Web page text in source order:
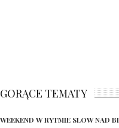
GORĄCE TEMATY
WEEKEND W RYTMIE SLOW NAD